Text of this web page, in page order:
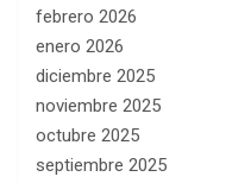
febrero 2026
enero 2026
diciembre 2025
noviembre 2025
octubre 2025
septiembre 2025